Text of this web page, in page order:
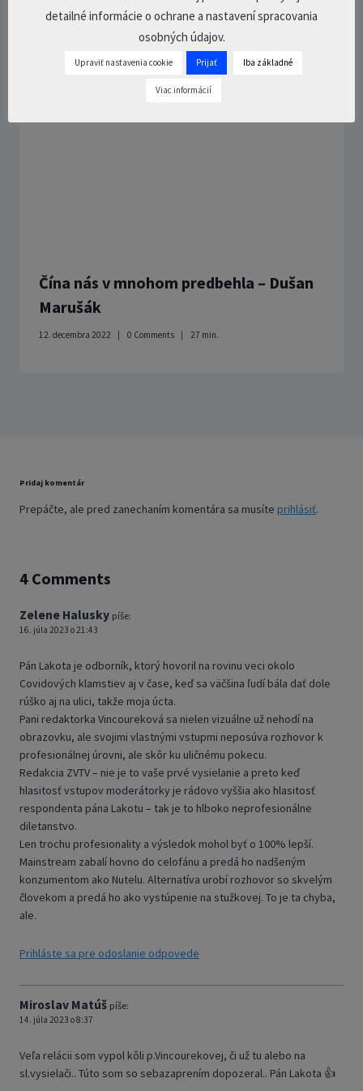
Čína nás v mnohom predbehla – Dušan
Marušák
12. decembra 2022 0 Comments 27 min.
Pridaj komentár
Prepáčte, ale pred zanechaním komentára sa musíte prihlásiť.
4 Comments
Zelene Halusky píše:
16. júla 2023 o 21:43
Pán Lakota je odborník, ktorý hovoril na rovinu veci okolo
Covidových klamstiev aj v čase, keď sa väčšina ľudí bála dať dole
rúško aj na ulici, takže moja úcta.
Pani redaktorka Vincoureková sa nielen vizuálne už nehodí na
obrazovku, ale svojimi vlastnými vstupmi neposúva rozhovor k
profesionálnej úrovni, ale skôr ku uličnému pokecu.
Redakcia ZVTV – nie je to vaše prvé vysielanie a preto keď
hlasitosť vstupov moderátorky je rádovo vyššia ako hlasitosť
respondenta pána Lakotu – tak je to hlboko neprofesionálne
diletanstvo.
Len trochu profesionality a výsledok mohol byť o 100% lepší.
Mainstream zabalí hovno do celofánu a predá ho nadšeným
konzumentom ako Nutelu. Alternatíva urobí rozhovor so skvelým
človekom a predá ho ako vystúpenie na stužkovej. To je ta chyba,
ale.
Prihláste sa pre odoslanie odpovede
Miroslav Matúš píše:
14. júla 2023 o 8:37
Veľa relácii som vypol kôli p.Vincourekovej, či už tu alebo na
sl.vysielači.. Túto som so sebazaprením dopozeral.. Pán Lakota 👍
detailné informácie o ochrane a nastavení spracovania
osobných údajov.
Upraviť nastavenia cookie Prijať Iba základné
Viac informácií